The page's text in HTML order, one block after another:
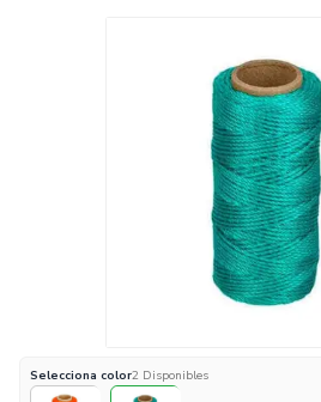
Selecciona color2 Disponibles